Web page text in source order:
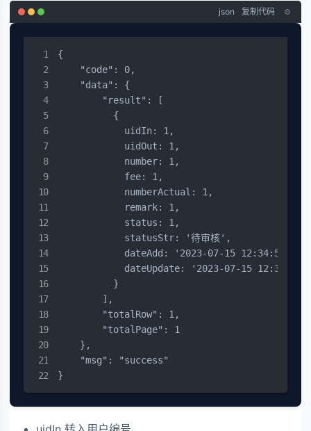
json 复制代码
{
    "code": 0,
    "data": {
        "result": [
          {
            uidIn: 1,
            uidOut: 1,
            number: 1,
            fee: 1,
            numberActual: 1,
            remark: 1,
            status: 1,
            statusStr: '待审核',
            dateAdd: '2023-07-15 12:34:56',
dateUpdate: '2023-07-15
          }
        ],
        "totalRow": 1,
        "totalPage": 1
    },
    "msg": "success"
}